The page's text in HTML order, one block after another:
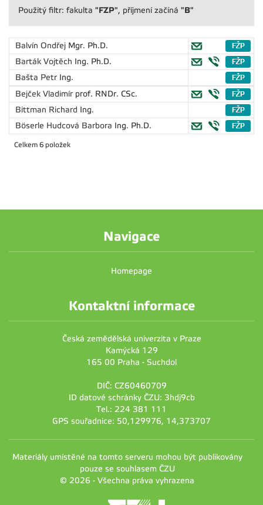
Použitý filtr: fakulta "FZP", příjmení začíná "B"
Balvín Ondřej Mgr. Ph.D.
Barták Vojtěch Ing. Ph.D.
Bašta Petr Ing.
Bejček Vladimír prof. RNDr. CSc.
Bittman Richard Ing.
Böserle Hudcová Barbora Ing. Ph.D.
Celkem 6 položek
Navigace
Homepage
Kontaktní informace
Česká zemědělská univerzita v Praze
Kamýcká 129
165 00 Praha - Suchdol
DIČ: CZ60460709
ID datové schránky ČZU: 3hdj9cb
Tel.: 224 381 111
GPS souřadnice: 50,129976, 14,373707
Materiály umístěné na tomto serveru mohou být publikovány
pouze se souhlasem ČZU
© 2026 - Všechna práva vyhrazena